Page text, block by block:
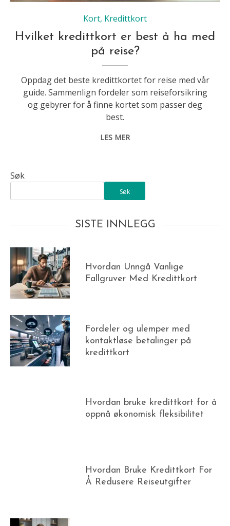
Kort, Kredittkort
Hvilket kredittkort er best å ha med
på reise?
Oppdag det beste kredittkortet for reise med vår
guide. Sammenlign fordeler som reiseforsikring
og gebyrer for å finne kortet som passer deg
best.
LES MER
Søk
Søk
SISTE INNLEGG
Hvordan Unngå Vanlige
Fallgruver Med Kredittkort
Fordeler og ulemper med
kontaktløse betalinger på
kredittkort
Hvordan bruke kredittkort for å
oppnå økonomisk fleksibilitet
Hvordan Bruke Kredittkort For
Å Redusere Reiseutgifter